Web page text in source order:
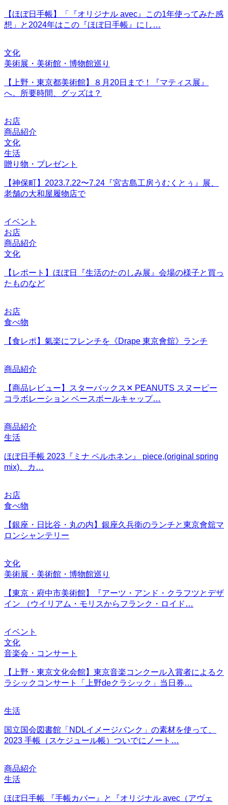
【ほぼ日手帳】「『オリジナル avec』この1年使ってみた感
想」と2024年はこの『ほぼ日手帳』にし…
文化
美術展・美術館・博物館巡り
【上野・東京都美術館】８月20日まで！『マティス展』
へ。所要時間、グッズは？
お店
商品紹介
文化
生活
贈り物・プレゼント
【神保町】2023.7.22〜7.24『宮古島工房うむくとぅ』展、
老舗の大和屋履物店で
イベント
お店
商品紹介
文化
【レポート】ほぼ日『生活のたのしみ展』会場の様子と買っ
たものなど
お店
食べ物
【食レポ】氣楽にフレンチを《Drape 東京會舘》ランチ
商品紹介
【商品レビュー】スターバックス✕ PEANUTS スヌーピー
コラボレーション ベースボールキャップ…
商品紹介
生活
ほぼ日手帳 2023『ミナ ペルホネン』 piece,(original spring
mix)、カ…
お店
食べ物
【銀座・日比谷・丸の内】銀座久兵衛のランチと東京會舘マ
ロンシャンテリー
文化
美術展・美術館・博物館巡り
【東京・府中市美術館】『アーツ・アンド・クラフツとデザ
イン （ウイリアム・モリスからフランク・ロイド…
イベント
文化
音楽会・コンサート
【上野・東京文化会館】東京音楽コンクール入賞者によるク
ラシックコンサート「上野deクラシック」当日券…
生活
国立国会図書館「NDLイメージバンク」の素材を使って、
2023 手帳（スケジュール帳）ついでにノート…
商品紹介
生活
ほぼ日手帳 『手帳カバー』と『オリジナル avec（アヴェ